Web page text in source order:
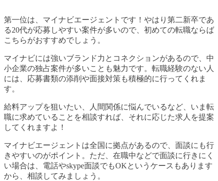
第一位は、マイナビエージェントです！やはり第二新卒であ
る20代が応募しやすい案件が多いので、初めての転職ならば
こちらがおすすめでしょう。
マイナビには強いブランド力とコネクションがあるので、中
小企業の独占案件が多いことも魅力です。転職経験のない人
には、応募書類の添削や面接対策も積極的に行ってくれま
す。
給料アップを狙いたい、人間関係に悩んでいるなど、いま転
職に求めていることを相談すれば、それに応じた求人を提案
してくれますよ！
マイナビエージェントは全国に拠点があるので、面談にも行
きやすいのがポイント。ただ、在職中などで面談に行きにく
い場合は、電話やskype面談でもOKというケースもあります
から、相談してみましょう。